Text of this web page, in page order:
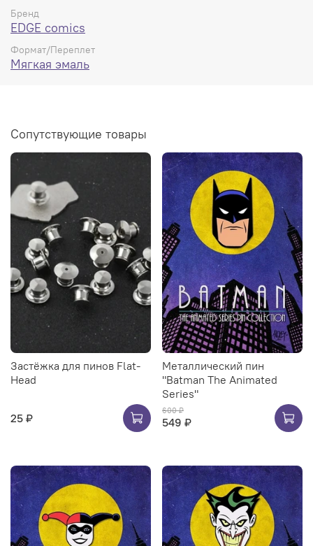
Бренд
EDGE comics
Формат/Переплет
Мягкая эмаль
Сопутствующие товары
Застёжка для пинов Flat-
Head
25 ₽
Металлический пин
"Batman The Animated
Series"
600 ₽
549 ₽